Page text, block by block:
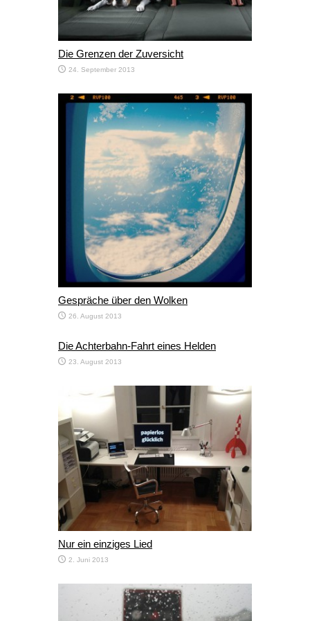
Die Grenzen der Zuversicht
24. September 2013
Gespräche über den Wolken
26. August 2013
Die Achterbahn-Fahrt eines Helden
23. August 2013
Nur ein einziges Lied
2. Juni 2013